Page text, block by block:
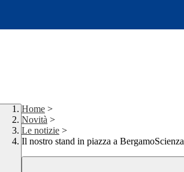
Home >
Novità >
Le notizie >
Il nostro stand in piazza a BergamoScienza